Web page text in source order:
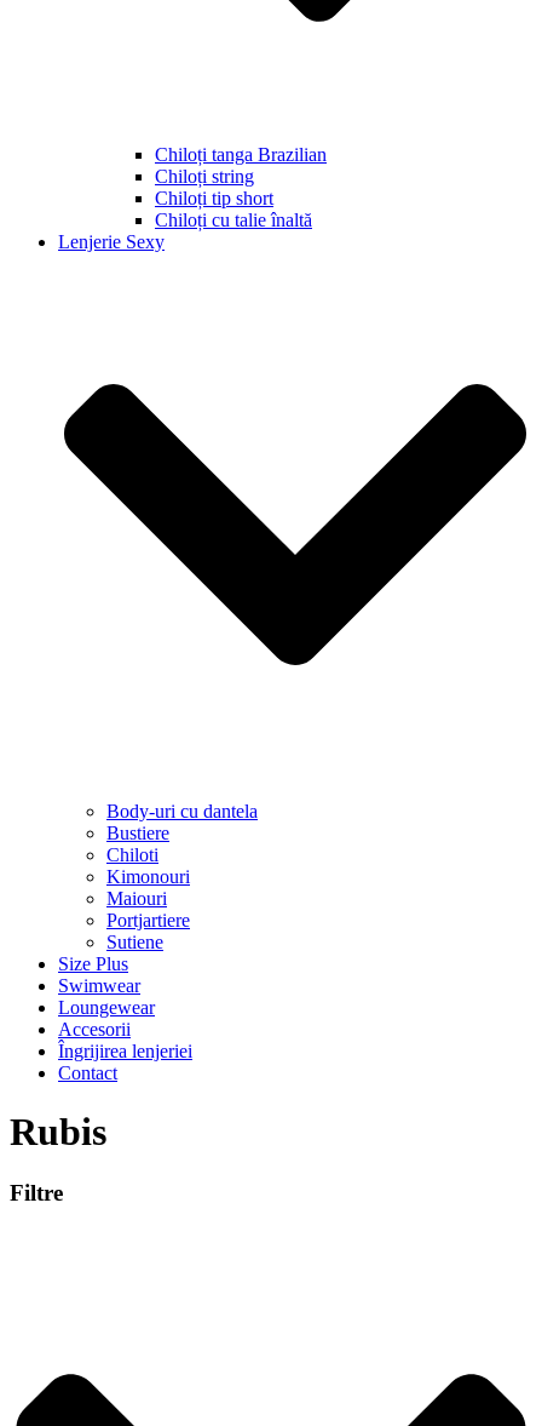
Chiloți tanga Brazilian
Chiloți string
Chiloți tip short
Chiloți cu talie înaltă
Lenjerie Sexy
Body-uri cu dantela
Bustiere
Chiloti
Kimonouri
Maiouri
Portjartiere
Sutiene
Size Plus
Swimwear
Loungewear
Accesorii
Îngrijirea lenjeriei
Contact
Rubis
Filtre